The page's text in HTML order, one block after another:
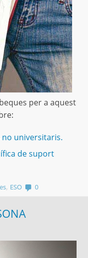
per a aquest
universitaris.
de suport
, ESO 0